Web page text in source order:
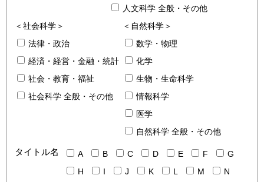
人文科学 全般・その他
＜社会科学＞
法律・政治
経済・経営・金融・統計
社会・教育・福祉
社会科学 全般・その他
＜自然科学＞
数学・物理
化学
生物・生命科学
情報科学
医学
自然科学 全般・その他
タイトル名 A B C D E F
G
H
I J K L M
N